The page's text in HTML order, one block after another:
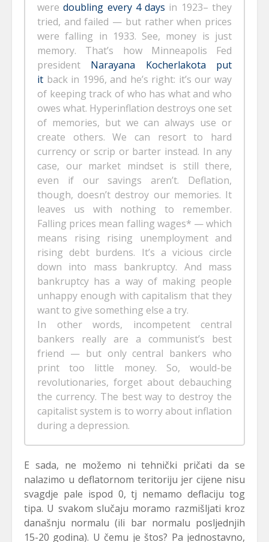
weredoubling every 4 days in 1923– they
tried, and failed — but rather when prices
were falling in 1933. See, money is just
memory. That’s how Minneapolis Fed
president Narayana Kocherlakota put
it back in 1996, and he’s right: it’s our way
of keeping track of who has what and who
owes what. Hyperinflation destroys one set
of memories, but we can always use or
create others. We can resort to hard
currency or scrip or barter instead. In any
case, our market mindset is still there,
even if our savings aren’t. Deflation,
though, doesn’t destroy our memories. It
leaves us with nothing to remember.
Falling prices mean falling wages* — which
means rising rising unemployment and
rising debt burdens. It’s a vicious circle
down into mass bankruptcy. And mass
bankruptcy has a way of making people
unhappy enough with capitalism that they
want to give something else a try.
In other words, incompetent central
bankers really are a communist’s best
friend — but only central bankers who
print too little money. So, would-be
revolutionaries, forget about debauching
the currency. The best way to destroy the
capitalist system is to worry about inflation
during a depression.
E sada, ne možemo ni tehnički pričati da se
nalazimo u deflatornom teritoriju jer cijene nisu
svagdje pale ispod 0, tj nemamo deflaciju tog
tipa. U svakom slučaju moramo razmišljati kroz
današnju normalu (ili bar normalu posljednjih
15-20 godina). U čemu je štos? Pa jednostavno,